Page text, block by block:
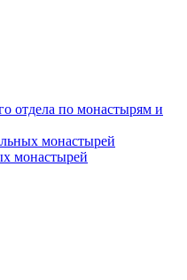
отдела по монастырям и
монастырей
монастырей